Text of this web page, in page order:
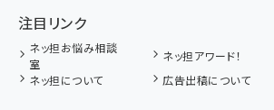
注目リンク
ネッ担お悩み相談
室
ネッ担アワード！
ネッ担について
広告出稿について